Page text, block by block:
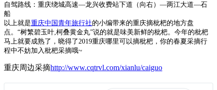
自驾路线：重庆绕城高速—龙兴收费站下道（向右）—两江大道—石
船
以上就是重庆中国青年旅行社的小编带来的重庆摘枇杷的地方盘
点。“树繁碧玉叶,柯叠黄金丸”说的就是味美新鲜的枇杷。今年的枇杷
马上就要成熟了，晓得了2019重庆哪里可以摘枇杷，你的春夏采摘行
程中不妨加入枇杷采摘哦~
重庆周边采摘http://www.cqtrvl.com/xianlu/caiguo